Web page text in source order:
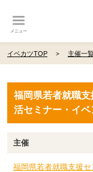
メニュー
イベカツTOP 主催一
福岡県若者就職
活セミナー・イベ
主催
福岡県若者就職支援セ